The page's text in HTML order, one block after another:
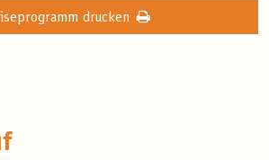
drucken